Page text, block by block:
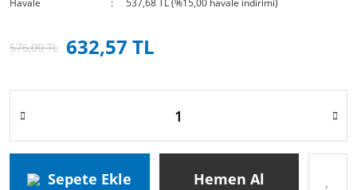
Havale
537,68 TL (%15,00 havale indirimi)
576,00 TL 632,57 TL
Sepete Ekle Hemen Al